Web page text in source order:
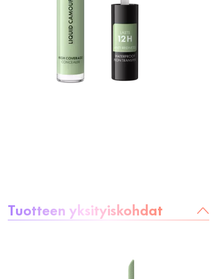
Tuotteen yksityiskohdat